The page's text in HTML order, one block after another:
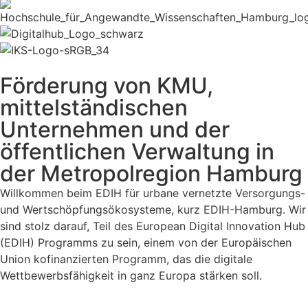
Förderung von KMU,
mittelständischen
Unternehmen und der
öffentlichen Verwaltung in
der Metropolregion Hamburg
Willkommen beim EDIH für urbane vernetzte Versorgungs-
und Wertschöpfungsökosysteme, kurz EDIH-Hamburg. Wir
sind stolz darauf, Teil des European Digital Innovation Hub
(EDIH) Programms zu sein, einem von der Europäischen
Union kofinanzierten Programm, das die digitale
Wettbewerbsfähigkeit in ganz Europa stärken soll.